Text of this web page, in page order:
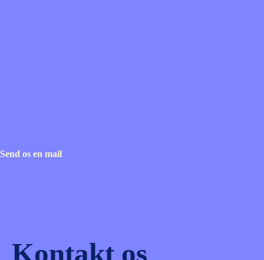
Send os en mail
Kontakt os